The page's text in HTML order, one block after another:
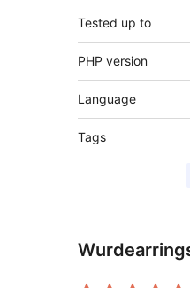
Tested up to
PHP version
Language
Tags